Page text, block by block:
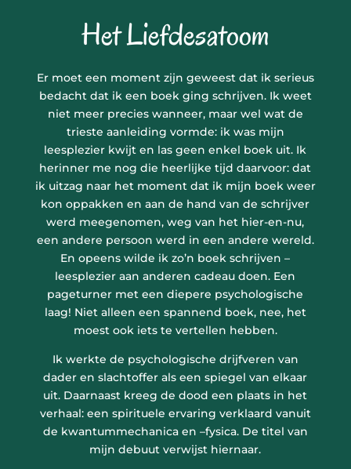
Het Liefdesatoom
Er moet een moment zijn geweest dat ik serieus
bedacht dat ik een boek ging schrijven. Ik weet
niet meer precies wanneer, maar wel wat de
trieste aanleiding vormde: ik was mijn
leesplezier kwijt en las geen enkel boek uit. Ik
herinner me nog die heerlijke tijd daarvoor: dat
ik uitzag naar het moment dat ik mijn boek weer
kon oppakken en aan de hand van de schrijver
werd meegenomen, weg van het hier-en-nu,
een andere persoon werd in een andere wereld.
En opeens wilde ik zo’n boek schrijven –
leesplezier aan anderen cadeau doen. Een
pageturner met een diepere psychologische
laag! Niet alleen een spannend boek, nee, het
moest ook iets te vertellen hebben.
Ik werkte de psychologische drijfveren van
dader en slachtoffer als een spiegel van elkaar
uit. Daarnaast kreeg de dood een plaats in het
verhaal: een spirituele ervaring verklaard vanuit
de kwantummechanica en –fysica. De titel van
mijn debuut verwijst hiernaar.